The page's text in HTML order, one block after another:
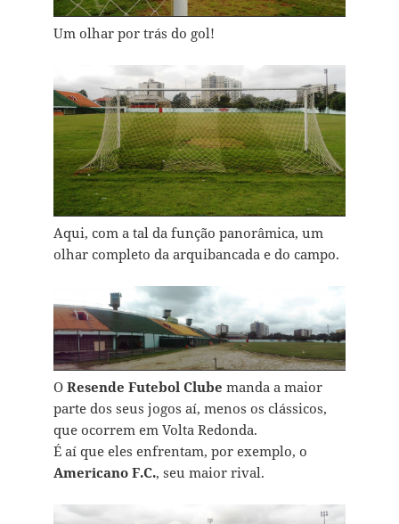
Um olhar por trás do gol!
Aqui, com a tal da função panorâmica, um
olhar completo da arquibancada e do campo.
O Resende Futebol Clube manda a maior
parte dos seus jogos aí, menos os clássicos,
que ocorrem em Volta Redonda.
É aí que eles enfrentam, por exemplo, o
Americano F.C., seu maior rival.